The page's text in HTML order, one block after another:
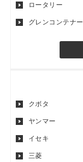
ロータリー
グレンコンテナー
クボタ
ヤンマー
イセキ
三菱